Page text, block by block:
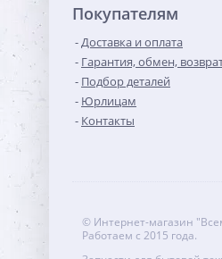
Покупателям
Доставка и оплата
Гарантия, обмен,
Подбор деталей
Юрлицам
Контакты
© Интернет-магазин
Работаем с 2015 года.